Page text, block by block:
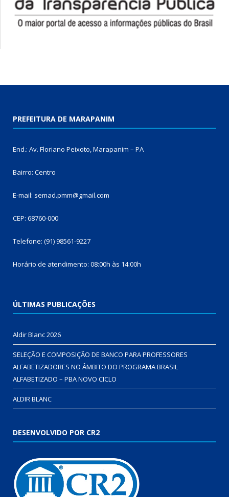
PREFEITURA DE MARAPANIM
End.: Av. Floriano Peixoto, Marapanim – PA
Bairro: Centro
E-mail: semad.pmm@gmail.com
CEP: 68760-000
Telefone: (91) 98561-9227
Horário de atendimento: 08:00h às 14:00h
ÚLTIMAS PUBLICAÇÕES
Aldir Blanc 2026
SELEÇÃO E COMPOSIÇÃO DE BANCO PARA PROFESSORES
ALFABETIZADORES NO ÂMBITO DO PROGRAMA BRASIL
ALFABETIZADO – PBA NOVO CICLO
ALDIR BLANC
DESENVOLVIDO POR CR2